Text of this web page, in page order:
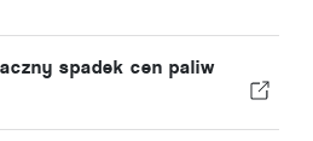
spadek cen paliw